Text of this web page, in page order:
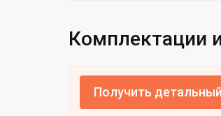
Комплектации
Получить